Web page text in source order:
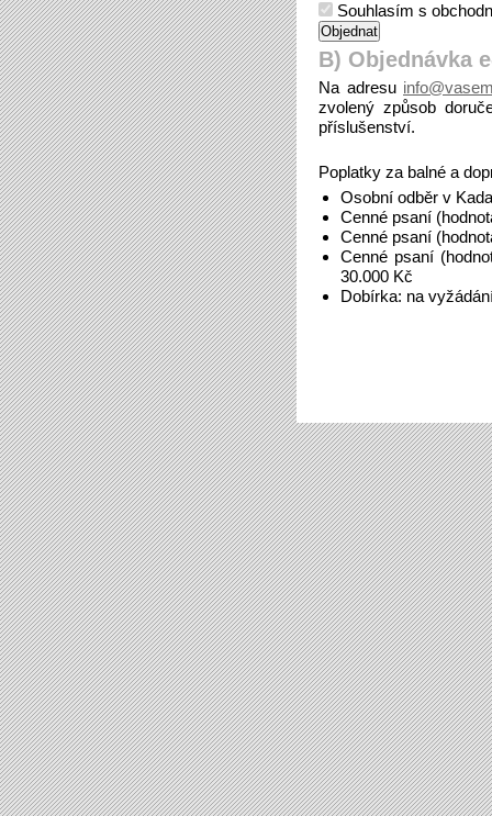
Souhlasím s
B) Objednávka
Na adresu
zvolený způsob
příslušenství.
Poplatky za balné a
Osobní odběr v
Cenné psaní
Cenné psaní
Cenné psaní
30.000 Kč
Dobírka: na